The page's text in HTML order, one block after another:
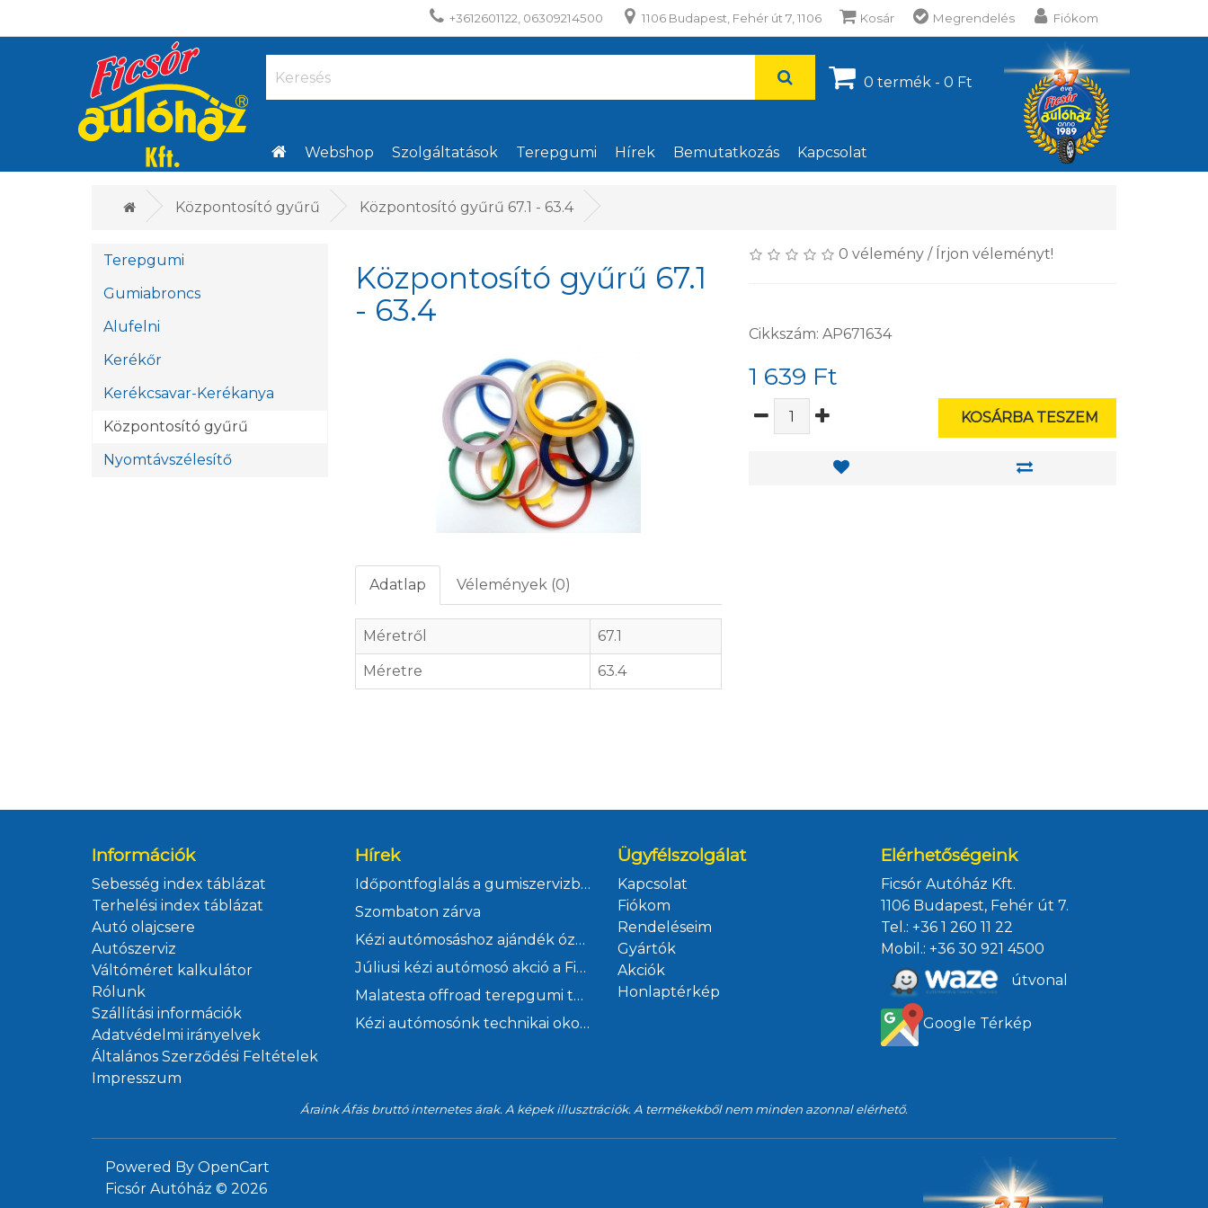
+3612601122, 06309214500 1106 Budapest, Fehér út 7, 1106 Kosár Megrendelés Fiókom
0 termék - 0 Ft
Webshop Szolgáltatások Terepgumi Hírek Bemutatkozás Kapcsolat
Központosító gyűrű Központosító gyűrű 67.1 - 63.4
Terepgumi
Gumiabroncs
Alufelni
Kerékőr
Kerékcsavar-Kerékanya
Központosító gyűrű
Nyomtávszélesítő
Központosító gyűrű 67.1
- 63.4
Adatlap Vélemények (0)
Méretről 67.1
Méretre 63.4
0 vélemény / Írjon véleményt!
Cikkszám: AP671634
1 639 Ft
KOSÁRBA TESZEM
Információk
Sebesség index táblázat
Terhelési index táblázat
Autó olajcsere
Autószerviz
Váltóméret kalkulátor
Rólunk
Szállítási információk
Adatvédelmi irányelvek
Általános Szerződési Feltételek
Impresszum
Hírek
Időpontfoglalás a gumiszervizbe, autószervizbe, futómű állításra és műszaki vizsgára Ficsór Autóház Kft
Szombaton zárva
Kézi autómosáshoz ajándék ózonos klímafertőtlenítés
Júliusi kézi autómosó akció a Ficsór Autóháznál
Malatesta offroad terepgumi tavaszi akció a Ficsór Autóháznál
Kézi autómosónk technikai okok miatt szombaton zárva
Ügyfélszolgálat
Kapcsolat
Fiókom
Rendeléseim
Gyártók
Akciók
Honlaptérkép
Elérhetőségeink
Ficsór Autóház Kft.
1106 Budapest, Fehér út 7.
Tel.: +36 1 260 11 22
Mobil.: +36 30 921 4500
útvonal
Google Térkép
Áraink Áfás bruttó internetes árak. A képek illusztrációk. A termékekből nem minden azonnal elérhető.
Powered By OpenCart
Ficsór Autóház © 2026